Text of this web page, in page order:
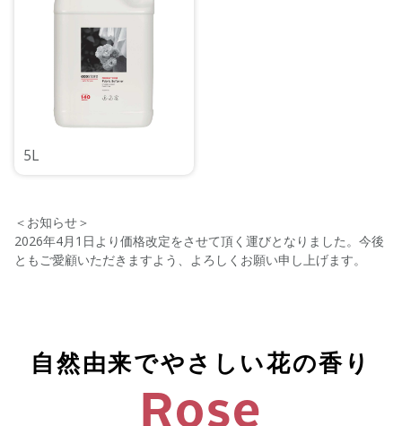
5L
＜お知らせ＞
2026年4月1日より価格改定をさせて頂く運びとなりました。今後
ともご愛顧いただきますよう、よろしくお願い申し上げます。
自然由来でやさしい花の香り
Rose